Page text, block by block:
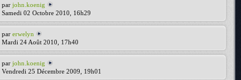
parjohn.koenig
Samedi 02 Octobre 2010, 16h29
parerwelyn
Mardi 24 Août 2010, 17h40
parjohn.koenig
Vendredi 25 Décembre 2009, 19h01